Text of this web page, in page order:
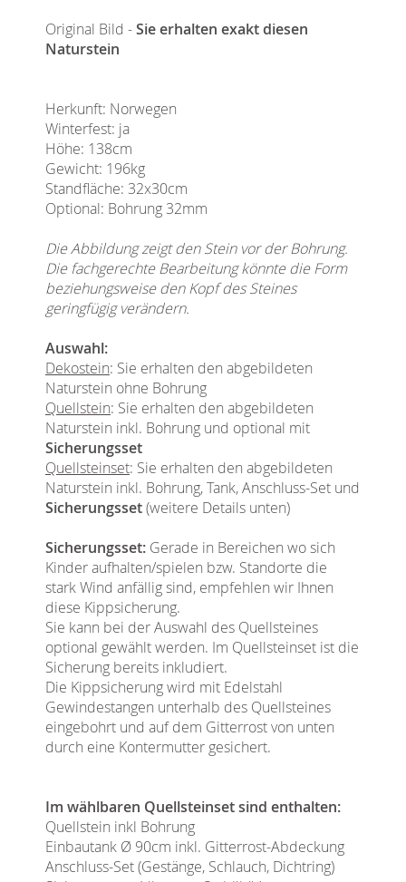
Original Bild -Sie erhalten exakt diesen
Naturstein
Herkunft: Norwegen
Winterfest: ja
Höhe: 138cm
Gewicht: 196kg
Standfläche: 32x30cm
Optional: Bohrung 32mm
Die Abbildung zeigt den Stein vor der Bohrung.
Die fachgerechte Bearbeitung könnte die Form
beziehungsweise den Kopf des Steines
geringfügig verändern.
Auswahl:
Dekostein: Sie erhalten den abgebildeten
Naturstein ohne Bohrung
Quellstein: Sie erhalten den abgebildeten
Naturstein inkl. Bohrung und optional mit
Sicherungsset
Quellsteinset: Sie erhalten den abgebildeten
Naturstein inkl. Bohrung, Tank, Anschluss-Set und
Sicherungsset(weitere Details unten)
Sicherungsset: Gerade in Bereichen wo sich
Kinder aufhalten/spielen bzw. Standorte die
stark Wind anfällig sind, empfehlen wir Ihnen
diese Kippsicherung.
Sie kann bei der Auswahl des Quellsteines
optional gewählt werden. Im Quellsteinset ist die
Sicherung bereits inkludiert.
Die Kippsicherung wird mit Edelstahl
Gewindestangen unterhalb des Quellsteines
eingebohrt und auf dem Gitterrost von unten
durch eine Kontermutter gesichert.
Im wählbaren Quellsteinset sind enthalten:
Quellstein inkl Bohrung
Einbautank Ø 90cm inkl. Gitterrost-Abdeckung
Anschluss-Set (Gestänge, Schlauch, Dichtring)